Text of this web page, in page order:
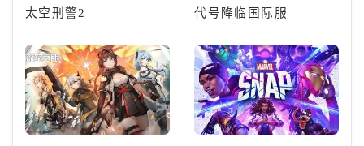
太空刑警2 代号降临国际服